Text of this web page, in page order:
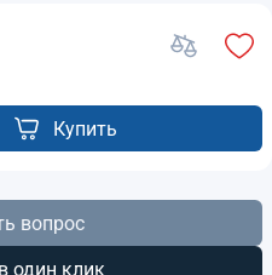
Купить
вопрос
один клик